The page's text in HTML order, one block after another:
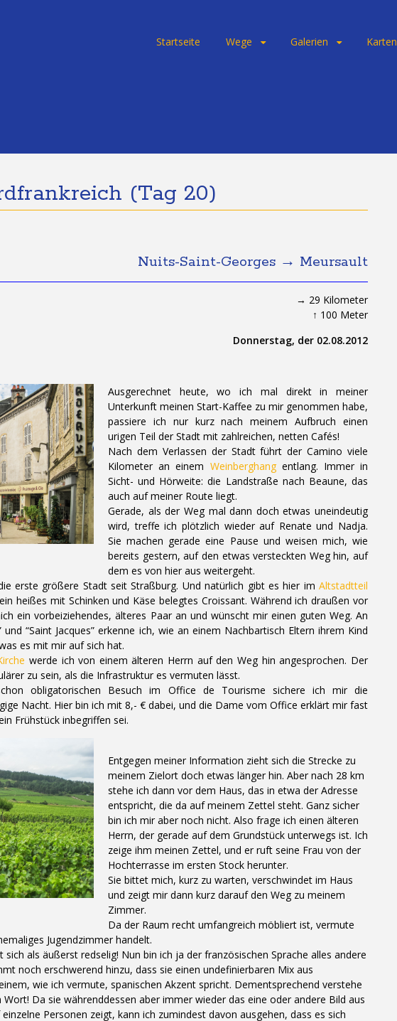
Skip
Startseite Wege Galerien Karten
(Tag 20)
Nuits-Saint-Georges → Meursault
→ 29 Kilometer
↑ 100 Meter
Donnerstag, der 02.08.2012
Ausgerechnet heute, wo ich mal direkt in meiner
Unterkunft meinen Start-Kaffee zu mir genommen habe,
passiere ich nur kurz nach meinem Aufbruch einen
urigen Teil der Stadt mit zahlreichen, netten Cafés!
Nach dem Verlassen der Stadt führt der Camino viele
Kilometer an einem Weinberghangentlang. Immer in
Sicht- und Hörweite: die Landstraße nach Beaune, das
auch auf meiner Route liegt.
Gerade, als der Weg mal dann doch etwas uneindeutig
wird, treffe ich plötzlich wieder auf Renate und Nadja.
Sie machen gerade eine Pause und weisen mich, wie
bereits gestern, auf den etwas versteckten Weg hin, auf
dem es von hier aus weitergeht.
erste größere Stadt seit Straßburg. Und natürlich gibt es hier im Altstadtteil
heißes mit Schinken und Käse belegtes Croissant. Während ich draußen vor
ein vorbeiziehendes, älteres Paar an und wünscht mir einen guten Weg. An
und “Saint Jacques” erkenne ich, wie an einem Nachbartisch Eltern ihrem Kind
es mit mir auf sich hat.
werde ich von einem älteren Herrn auf den Weg hin angesprochen. Der
zu sein, als die Infrastruktur es vermuten lässt.
obligatorischen Besuch im Office de Tourisme sichere ich mir die
Nacht. Hier bin ich mit 8,- € dabei, und die Dame vom Office erklärt mir fast
Frühstück inbegriffen sei.
Entgegen meiner Information zieht sich die Strecke zu
meinem Zielort doch etwas länger hin. Aber nach 28 km
stehe ich dann vor dem Haus, das in etwa der Adresse
entspricht, die da auf meinem Zettel steht. Ganz sicher
bin ich mir aber noch nicht. Also frage ich einen älteren
Herrn, der gerade auf dem Grundstück unterwegs ist. Ich
zeige ihm meinen Zettel, und er ruft seine Frau von der
Hochterrasse im ersten Stock herunter.
Sie bittet mich, kurz zu warten, verschwindet im Haus
und zeigt mir dann kurz darauf den Weg zu meinem
Zimmer.
Da der Raum recht umfangreich möbliert ist, vermute
Jugendzimmer handelt.
sich als äußerst redselig! Nun bin ich ja der französischen Sprache alles andere
noch erschwerend hinzu, dass sie einen undefinierbaren Mix aus
wie ich vermute, spanischen Akzent spricht. Dementsprechend verstehe
Da sie währenddessen aber immer wieder das eine oder andere Bild aus
Personen zeigt, kann ich zumindest davon ausgehen, dass es sich